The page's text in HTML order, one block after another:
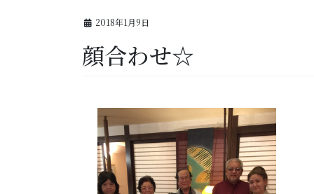
2018年1月9日
顔合わせ☆